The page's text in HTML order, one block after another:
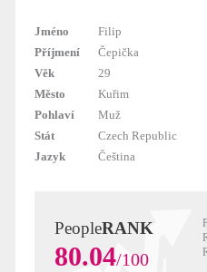
Jméno
Filip
Příjmení
Čepička
Věk
29
Město
Kuřim
Pohlaví
Muž
Stát
Czech Republic
Jazyk
Čeština
PeopleRANK
80.04/100